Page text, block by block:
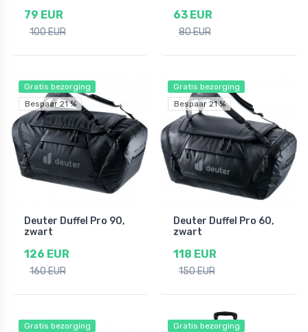
79 EUR
100 EUR
63 EUR
80 EUR
Gratis bezorging
Bespaar 21 %
Deuter Duffel Pro 90,
zwart
126 EUR
160 EUR
Gratis bezorging
Bespaar 21 %
Deuter Duffel Pro 60,
zwart
118 EUR
150 EUR
Gratis bezorging
Gratis bezorging